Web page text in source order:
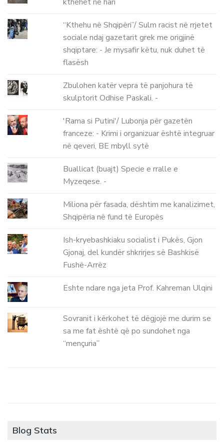
“Kthehu në Shqipëri”/ Sulm racist në rrjetet
sociale ndaj gazetarit grek me origjinë
shqiptare: - Je mysafir këtu, nuk duhet të
flasësh
Zbulohen katër vepra të panjohura të
skulptorit Odhise Paskali. -
'Rama si Putini'/ Lubonja për gazetën
franceze: - Krimi i organizuar është integruar
në qeveri, BE mbyll sytë
Buallicat (buajt) Specie e rralle e
Myzeqese. -
Miliona për fasada, dështim me kanalizimet,
Shqipëria në fund të Europës
Ish-kryebashkiaku socialist i Pukës, Gjon
Gjonaj, del kundër shkrirjes së Bashkisë
Fushë-Arrëz
Eshte ndare nga jeta Prof. Kahreman Ulqini
Sovranit i kërkohet të dëgjojë me durim se
sa me fat është që po sundohet nga
“mençuria”
Blog Stats